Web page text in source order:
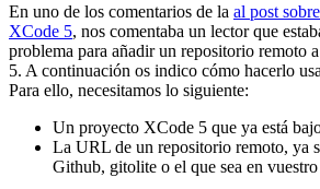
En uno de los comentarios de la al post
XCode 5, nos comentaba un lector que
problema para añadir un repositorio remoto
5. A continuación os indico cómo hacerlo
Para ello, necesitamos lo siguiente:
Un proyecto XCode 5 que ya está
La URL de un repositorio remoto, ya
Github, gitolite o el que sea en vuestro